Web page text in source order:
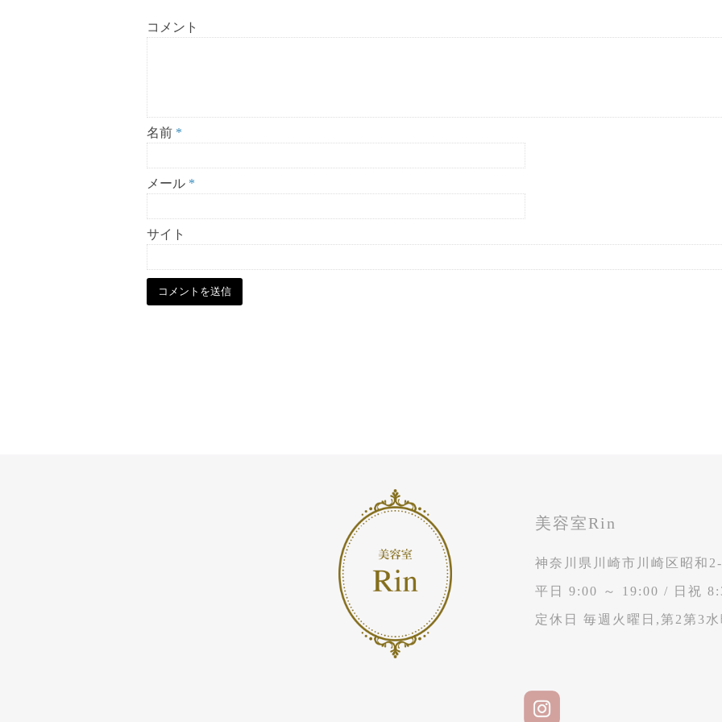
コメント
名前 *
メール *
サイト
美容室Rin
神奈川県川崎市川崎区昭和
平日 9:00 ～ 19:00 / 日祝
定休日 毎週火曜日,第2第3水